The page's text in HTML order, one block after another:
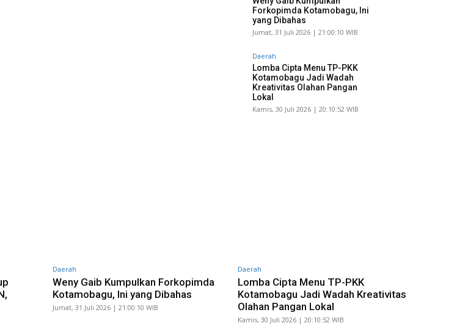
Forkopimda Kotamobagu, Ini
yang Dibahas
Jumat, 31 Juli 2026 | 21:00:10 WIB
Daerah
Lomba Cipta Menu TP-PKK
Kotamobagu Jadi Wadah
Kreativitas Olahan Pangan
Lokal
Kamis, 30 Juli 2026 | 20:10:52 WIB
Daerah
Weny Gaib Kumpulkan Forkopimda
Kotamobagu, Ini yang Dibahas
Jumat, 31 Juli 2026 | 21:00:10 WIB
Daerah
Lomba Cipta Menu TP-PKK
Kotamobagu Jadi Wadah Kreativitas
Olahan Pangan Lokal
Kamis, 30 Juli 2026 | 20:10:52 WIB